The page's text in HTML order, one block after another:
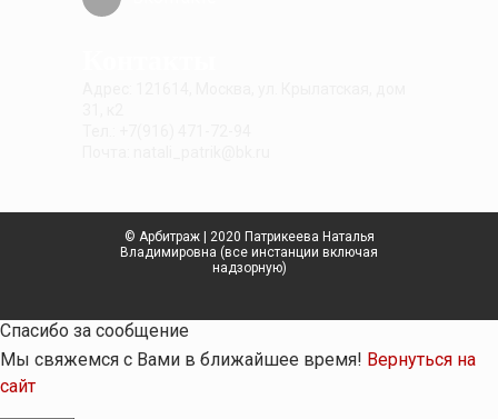
© Арбитраж | 2020 Патрикеева Наталья
Владимировна (все инстанции включая
надзорную)
Спасибо за сообщение
Мы свяжемся с Вами в ближайшее время! Вернуться на
сайт